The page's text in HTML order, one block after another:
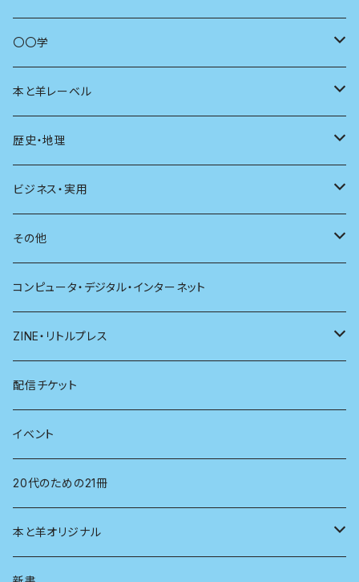
商いとは
母の友
ユリイカ
現代思想
新潮
別冊太陽
〇〇学
動物
自然
科学
社会
哲学
医学
看護学
心理学
経営学
言語学
法律
本と羊レーベル
電子版（EPub）
電子版（PDF）
歴史・地理
歴史
地理
ビジネス・実用
雷鳥社辞典シリーズ
その他
珈琲
雑貨
コンピュータ・デジタル・インターネット
ZINE・リトルプレス
電子版（EPub）
電子版（PDF）
配信チケット
イベント
20代のための21冊
本と羊オリジナル